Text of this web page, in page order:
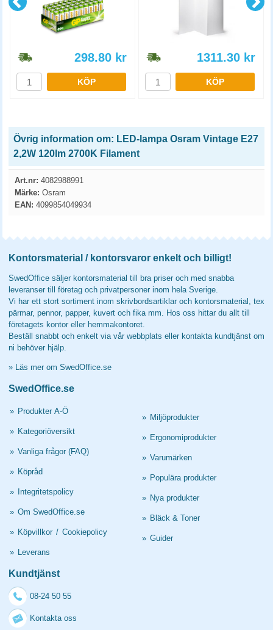
298.80 kr
KÖP
1311.30 kr
KÖP
Övrig information om: LED-lampa Osram Vintage E27
2,2W 120lm 2700K Filament
Art.nr: 4082988991
Märke: Osram
EAN: 4099854049934
Kontorsmaterial / kontorsvaror enkelt och billigt!
SwedOffice säljer kontorsmaterial till bra priser och med snabba
leveranser till företag och privatpersoner inom hela Sverige.
Vi har ett stort sortiment inom skrivbordsartiklar och kontorsmaterial, tex
pärmar, pennor, papper, kuvert och fika mm. Hos oss hittar du allt till
företagets kontor eller hemmakontoret.
Beställ snabbt och enkelt via vår webbplats eller kontakta kundtjänst om
ni behöver hjälp.
» Läs mer om SwedOffice.se
SwedOffice.se
» Produkter A-Ö
» Kategoriöversikt
» Vanliga frågor (FAQ)
» Köpråd
» Integritetspolicy
» Om SwedOffice.se
» Köpvillkor / Cookiepolicy
» Leverans
» Miljöprodukter
» Ergonomiprodukter
» Varumärken
» Populära produkter
» Nya produkter
» Bläck & Toner
» Guider
Kundtjänst
08-24 50 55
Kontakta oss